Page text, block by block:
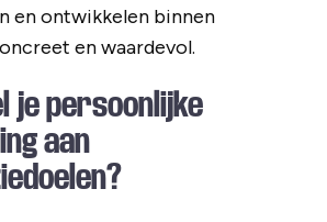
en ontwikkelen binnen
en waardevol.
je persoonlijke
aan